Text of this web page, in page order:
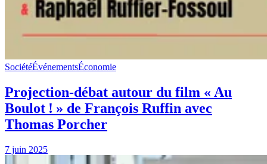
SociétéÉvénementsÉconomie
Projection-débat autour du film « Au
Boulot ! » de François Ruffin avec
Thomas Porcher
7 juin 2025